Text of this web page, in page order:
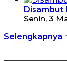
Disambut
Senin, 3
Selengkapnya